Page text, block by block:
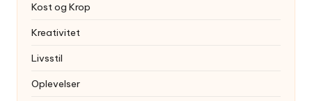
Kost og Krop
Kreativitet
Livsstil
Oplevelser